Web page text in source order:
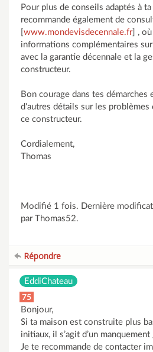
Pour plus de conseils adaptés à
recommande également de
www.mondevisdecennale.fr] ,
informations complémentaires
avec la garantie décennale et la
constructeur.
Bon courage dans tes démarches
d'autres détails sur les problèmes
ce constructeur.
Cordialement,
Thomas
Modifié 1 fois. Dernière
par Thomas52.
Répondre
EddiChateau
75
Bonjour,
Si ta maison est construite plus
initiaux, il s’agit d’un
Je te recommande de contacter